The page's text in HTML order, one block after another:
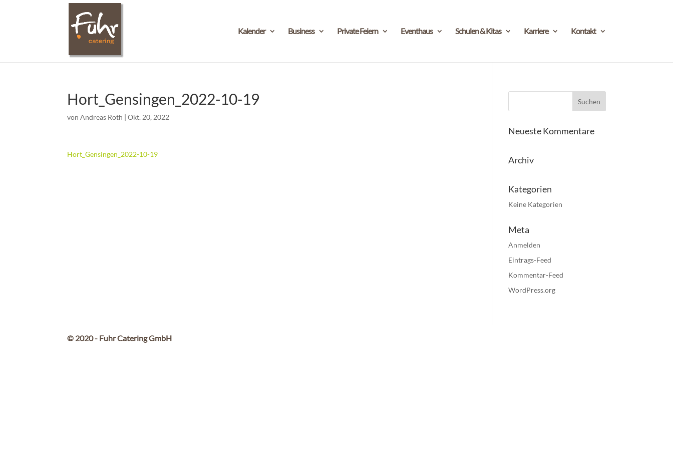
Kalender Business Private Feiern Eventhaus Schulen & Kitas Karriere Kontakt
Hort_Gensingen_2022-10-19
vonAndreas Roth |Okt. 20, 2022
Hort_Gensingen_2022-10-19
Neueste Kommentare
Archiv
Kategorien
Keine Kategorien
Meta
Anmelden
Eintrags-Feed
Kommentar-Feed
WordPress.org
© 2020 - Fuhr Catering GmbH